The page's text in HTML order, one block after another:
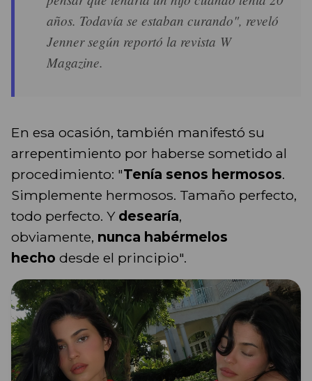
años. Todavía se estaban curando", reveló
Jenner según reportó la revista W
Magazine.
En esa ocasión, también manifestó su
arrepentimiento por haberse sometido al
procedimiento: "Tenía senos hermosos.
Simplemente hermosos. Tamaño perfecto,
todo perfecto. Y desearía,
obviamente, nunca habérmelos
hecho desde el principio".